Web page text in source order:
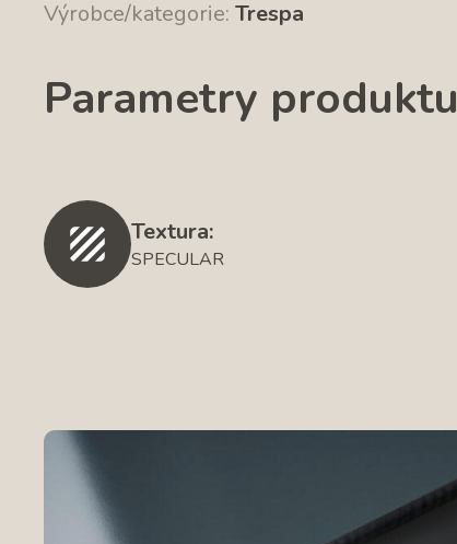
Výrobce/kategorie: Trespa
Parametry produktu
Textura:
SPECULAR